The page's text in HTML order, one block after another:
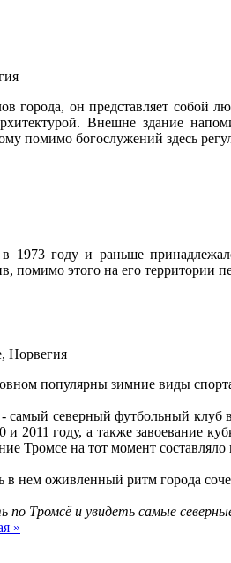
города, он представляет собой
Внешне здание
помимо богослужений здесь
1973 году и раньше
помимо этого на его территории
популярны зимние виды
самый северный футбольный
и 2011 году, а также завоевание
Тромсе на тот момент
нем оживленный ритм города
по Тромсё и увидеть самые
»